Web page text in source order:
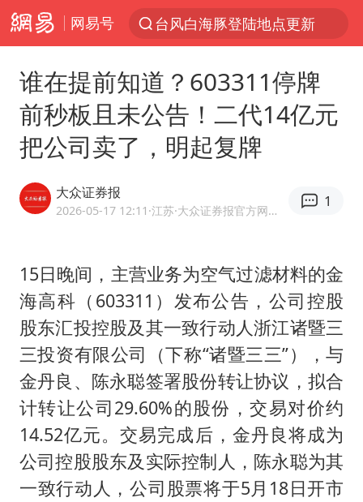
网易号
台风白海豚登陆地点更新
佛得角门将亮相智利俱乐部主场
五粮液渠道价一箱上涨近百元
CIA被曝已秘密设立古巴工作组
U17国足1分钟轰2球
泰国一女公务员妆容引争议 本人回应
法国将禁止“未经同意的电话营销”
24小时不关空调 电费会更低吗
中国养老床位“三连降”
多地要求领导干部带头休假
谁在提前知道？603311停牌
前秒板且未公告！二代14亿元
把公司卖了，明起复牌
大众证券报
2026-05-17 12:11 ·江苏 ·大众证券报官方网易号
1
15日晚间，主营业务为空气过滤材料的金
海高科（603311）发布公告，公司控股
股东汇投控股及其一致行动人浙江诸暨三
三投资有限公司（下称“诸暨三三”），与
金丹良、陈永聪签署股份转让协议，拟合
计转让公司29.60%的股份，交易对价约
14.52亿元。交易完成后，金丹良将成为
公司控股股东及实际控制人，陈永聪为其
一致行动人，公司股票将于5月18日开市